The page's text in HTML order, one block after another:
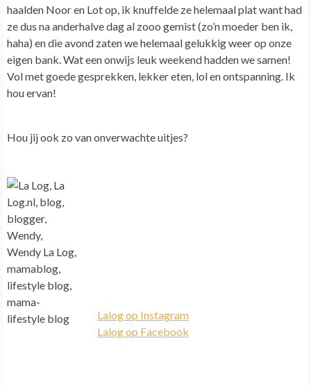
haalden Noor en Lot op, ik knuffelde ze helemaal plat want had
ze dus na anderhalve dag al zooo gemist (zo’n moeder ben ik,
haha) en die avond zaten we helemaal gelukkig weer op onze
eigen bank. Wat een onwijs leuk weekend hadden we samen!
Vol met goede gesprekken, lekker eten, lol en ontspanning. Ik
hou ervan!
Hou jij ook zo van onverwachte uitjes?
Lalog op Instagram
Lalog op Facebook